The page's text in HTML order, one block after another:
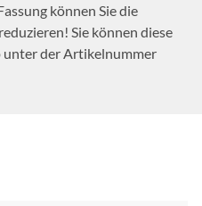
können Sie die
Sie können diese
unter der Artikelnummer